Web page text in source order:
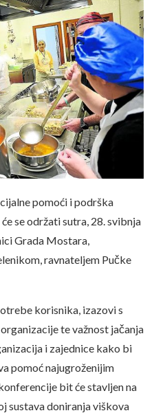
pomoći i podrška
se održati sutra, 28. svibnja
Grada Mostara,
ravnateljem Pučke
korisnika, izazovi s
te važnost jačanja
i zajednice kako bi
pomoć najugroženijim
bit će stavljen na
sustava doniranja viškova